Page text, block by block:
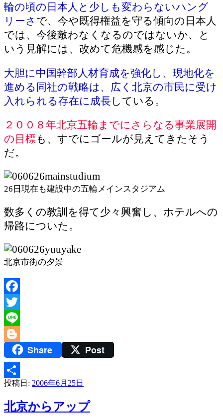
輪の頃の日本人と少しも変わらないハング
リーさ で、今や既得権益を守る傾向の日本人
では、今後敵わなくなるのではないか、と
いう見解には、改めて危機感を感じた。
大胆に中国幹部人材育成を強化し、現地化を
進める同社の戦略は、広く北京の市民に受け
入れられる存在に成長している。
２００８年北京五輪までにさらなる事業展開
の目標 も、すでにゴールが見えてきたそう
だ。
26日現在も建設中の五輪メインスタジアム
数多くの教訓を得て少々興奮し、ホテルへの
帰路についた。
北京市街の夕景
Facebook
Twitter
Line
BloggerShare Post
共
有
投稿日: 2006年6月25日
北京からアップ